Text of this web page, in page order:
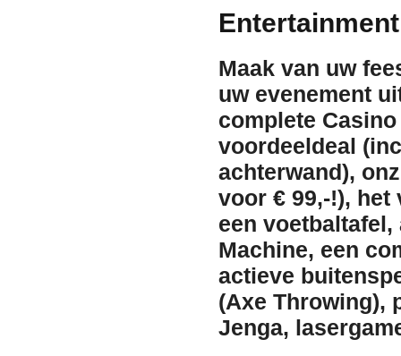
Maak van uw
uw evenement
complete
voordeeldeal
achterwand),
voor € 99,-!),
een voetbaltafel,
Machine, een
actieve
(Axe Throwing),
Jenga,